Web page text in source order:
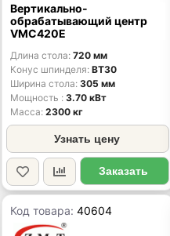
Вертикально-
обрабатывающий центр
VMC420E
Длина стола 720 мм
Конус шпинделя BT30
Ширина стола 305 мм
Мощность
3.70 кВт
Масса 2300 кг
Узнать цену
Заказать
Код товара:40604